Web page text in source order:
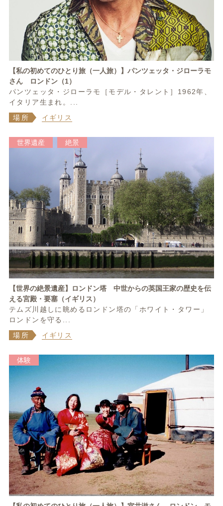
【私の初めてのひとり旅（一人旅）】パンツェッタ・ジローラモ
さん ロンドン（1）
パンツェッタ・ジローラモ［モデル・タレント］1962年、
イタリア生まれ。...
場所
イギリス
世界遺産 絶景
【世界の絶景遺産】ロンドン塔 中世からの英国王家の歴史を伝
える宮殿・要塞（イギリス）
テムズ川越しに眺めるロンドン塔の「ホワイト・タワー」
ロンドンを守る...
場所
イギリス
体験